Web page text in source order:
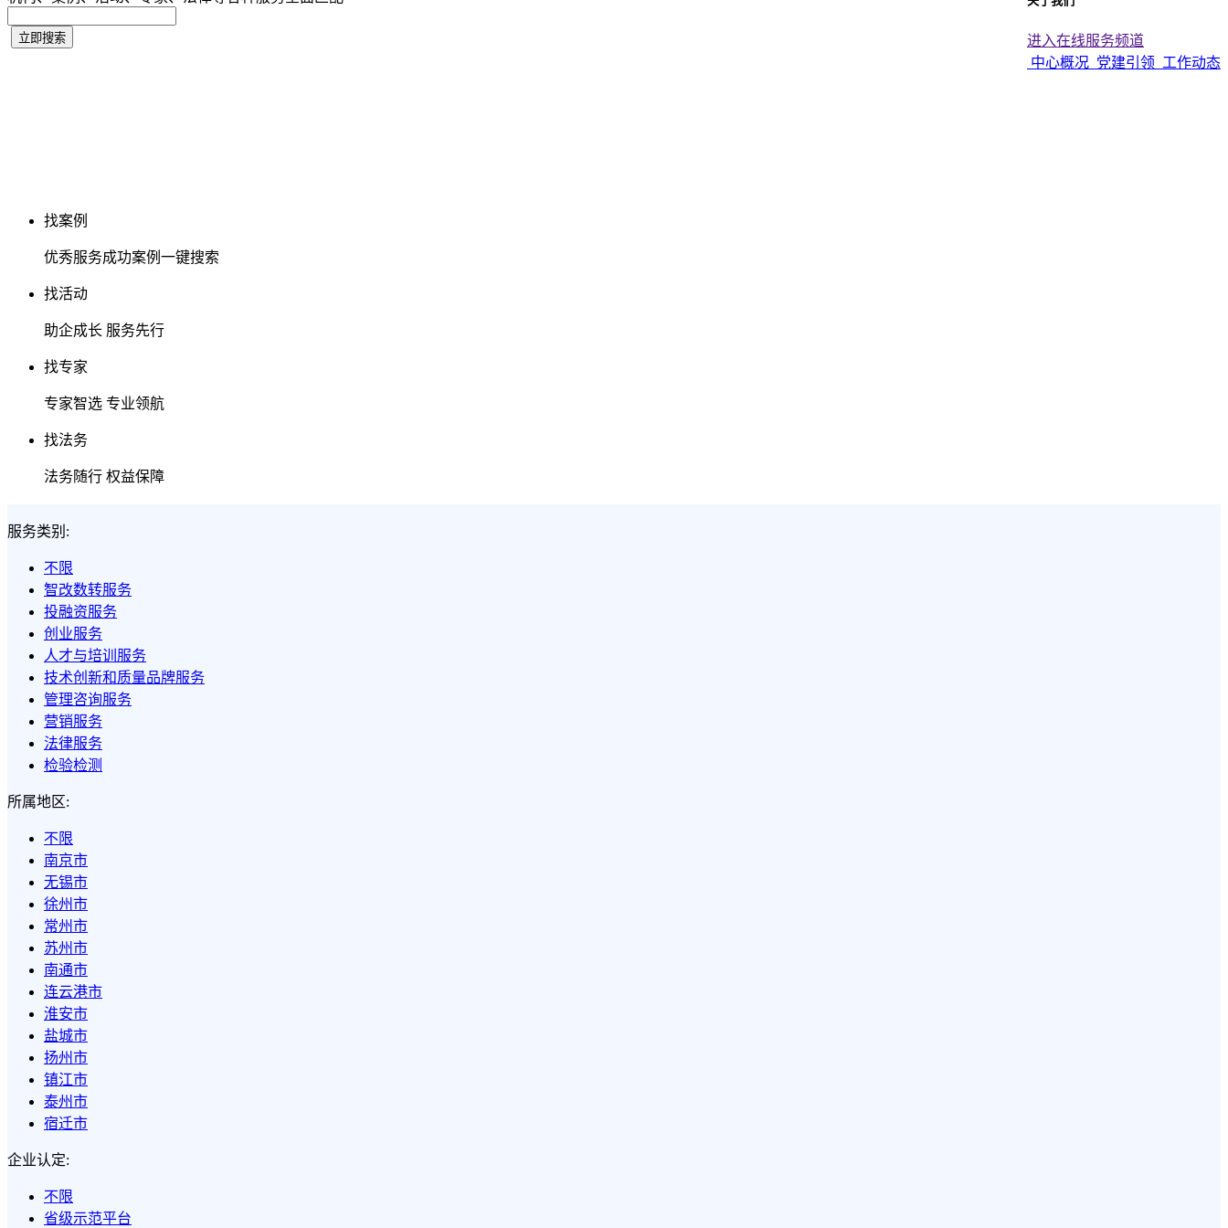
进入在线服务频道
中心概况 党建引领 工作动态
找案例
优秀服务成功案例一键搜索
找活动
助企成长 服务先行
找专家
专家智选 专业领航
找法务
法务随行 权益保障
服务类别:
不限
智改数转服务
投融资服务
创业服务
人才与培训服务
技术创新和质量品牌服务
管理咨询服务
营销服务
法律服务
检验检测
所属地区:
不限
南京市
无锡市
徐州市
常州市
苏州市
南通市
连云港市
淮安市
盐城市
扬州市
镇江市
泰州市
宿迁市
企业认定:
不限
省级示范平台